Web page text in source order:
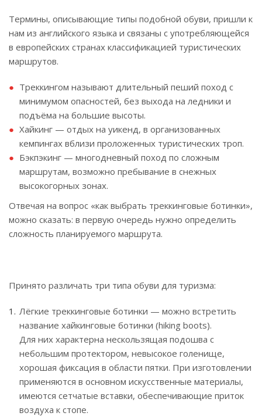
Термины, описывающие типы подобной обуви, пришли к
нам из английского языка и связаны с употребляющейся
в европейских странах классификацией туристических
маршрутов.
Треккингом называют длительный пеший поход с
минимумом опасностей, без выхода на ледники и
подъёма на большие высоты.
Хайкинг — отдых на уикенд, в организованных
кемпингах вблизи проложенных туристических троп.
Бэкпэкинг — многодневный поход по сложным
маршрутам, возможно пребывание в снежных
высокогорных зонах.
Отвечая на вопрос «как выбрать треккинговые ботинки»,
можно сказать: в первую очередь нужно определить
сложность планируемого маршрута.
Принято различать три типа обуви для туризма:
Лёгкие треккинговые ботинки — можно встретить
название хайкинговые ботинки (hiking boots).
Для них характерна нескользящая подошва с
небольшим протектором, невысокое голенище,
хорошая фиксация в области пятки. При изготовлении
применяются в основном искусственные материалы,
имеются сетчатые вставки, обеспечивающие приток
воздуха к стопе.